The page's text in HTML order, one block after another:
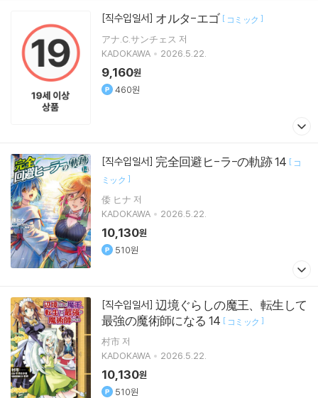
[직수입일서] オルタ-エゴ [ コミック ]
アナ.C.サンチェス 저
KADOKAWA
2026.5.22.
9,160원
460원
[직수입일서] 完全回避ヒ-ラ-の軌跡 14 [ コ
ミック ]
倭 ヒナ 저
KADOKAWA
2026.5.22.
10,130원
510원
[직수입일서] 辺境ぐらしの魔王、転生して
最強の魔術師になる 14 [ コミック ]
村市 저
KADOKAWA
2026.5.22.
10,130원
510원